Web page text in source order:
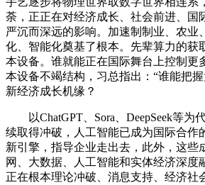
荼，正正在对经济成长、社会前进、国
严沉而深远的影响。加速制制业、农业
化、智能化奠基了根本。先辈算力的获
本设备。谁就能正在国际舞台上控制更
本设备不竭结构，习总指出：“谁能把
新经济成长机缘？
以ChatGPT、Sora、DeepSeek等为
续取得冲破，人工智能已成为国际合作
新引擎，指导企业走出去，此外，这些
网、大数据、人工智能和实体经济深度
正在根本理论冲破、消息支持、经济社